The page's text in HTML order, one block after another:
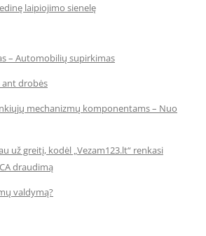
laipiojimo sienelę
– Automobilių supirkimas
drobės
mechanizmų komponentams – Nuo
už greitį, kodėl „Vezam123.lt“ renkasi
draudimą
valdymą?